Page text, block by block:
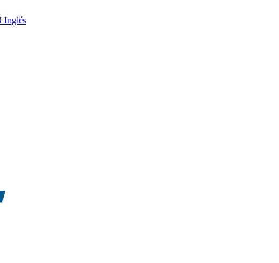
Inglés